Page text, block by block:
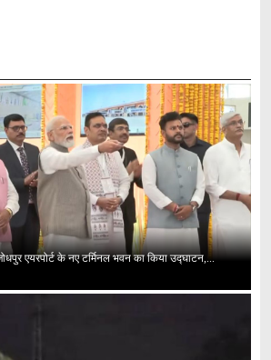
एयरपोर्ट के नए टर्मिनल भवन का किया उद्घाटन,...